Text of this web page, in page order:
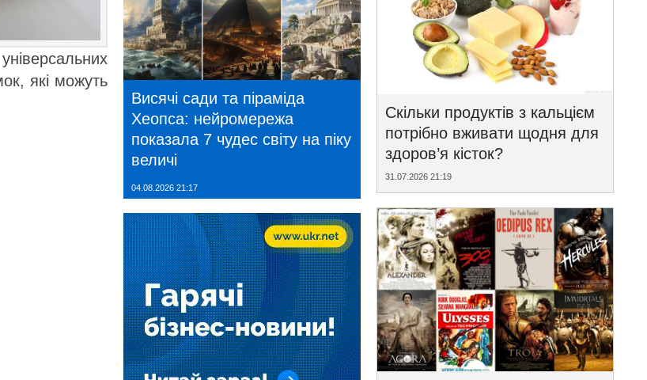
які можуть
Висячі сади та піраміда
Хеопса: нейромережа
показала 7 чудес світу на піку
величі
04.08.2026 21:17
Скільки продуктів з кальцієм
потрібно вживати щодня для
здоров’я кісток?
31.07.2026 21:19